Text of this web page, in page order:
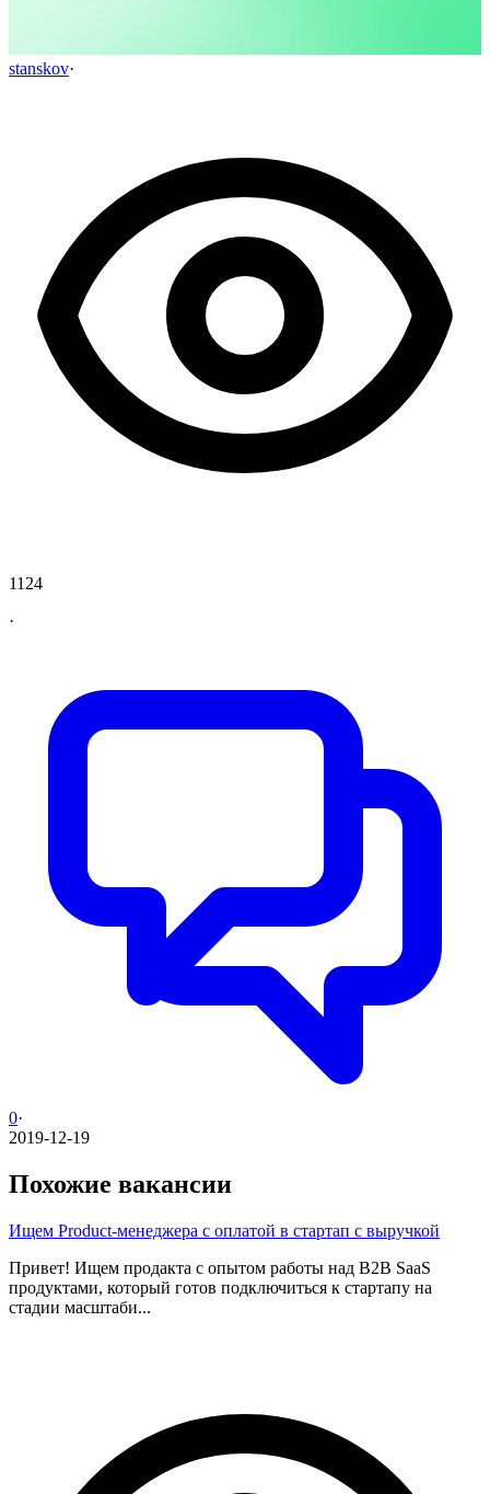
stanskov·
1124
·
0·
2019-12-19
Похожие вакансии
Ищем Product-менеджера с оплатой в стартап с выручкой
Привет! Ищем продакта с опытом работы над B2B SaaS
продуктами, который готов подключиться к стартапу на
стадии масштаби...